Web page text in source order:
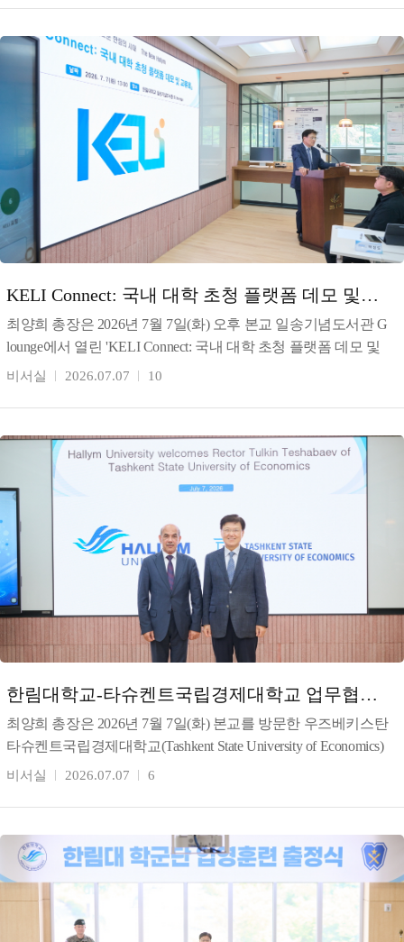
KELI Connect: 국내 대학 초청 플랫폼 데모 및
교류회 개최
최양희 총장은 2026년 7월 7일(화) 오후 본교 일송기념도서관 G
lounge에서 열린 'KELI Connect: 국내 대학 초청 플랫폼 데모 및
교류회'를 개최했다. 최 총장
비서실 2026.07.07 10
한림대학교-타슈켄트국립경제대학교 업무협약
체결
최양희 총장은 2026년 7월 7일(화) 본교를 방문한 우즈베키스탄
타슈켄트국립경제대학교(Tashkent State University of Economics)
툴킨 테샤바예프(T
비서실 2026.07.07 6